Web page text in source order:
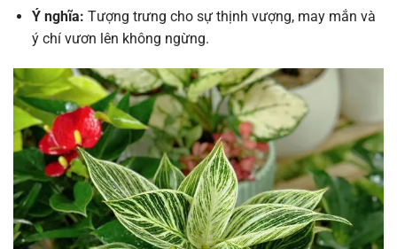
Ý nghĩa: Tượng trưng cho sự thịnh vượng, may mắn và
ý chí vươn lên không ngừng.